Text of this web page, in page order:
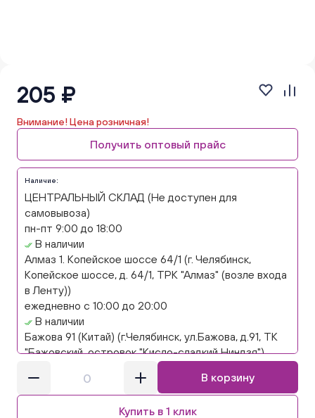
205 ₽
Внимание! Цена розничная!
Получить оптовый прайс
Наличие:
ЦЕНТРАЛЬНЫЙ СКЛАД (Не доступен для
самовывоза)
пн-пт 9:00 до 18:00
В наличии
Алмаз 1. Копейское шоссе 64/1 (г. Челябинск,
Копейское шоссе, д. 64/1, ТРК "Алмаз" (возле входа
в Ленту))
ежедневно с 10:00 до 20:00
В наличии
Бажова 91 (Китай) (г.Челябинск, ул.Бажова, д.91, ТК
"Бажовский, островок "Кисло-сладкий Ниндзя")
ежедневно с 10:00 до 20:00
Нет в наличии
Бажова 91 Цветы (г. Челябинск, ул.Бажова, д91/1 (на
В корзину
Купить в 1 клик